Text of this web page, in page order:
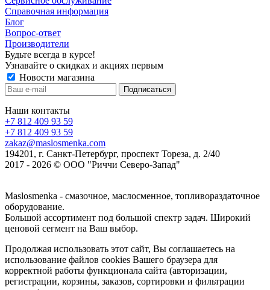
Справочная информация
Блог
Вопрос-ответ
Производители
Будьте всегда в курсе!
Узнавайте о скидках и акциях первым
Новости магазина
Наши контакты
+7 812 409 93 59
+7 812 409 93 59
zakaz@maslosmenka.com
194201, г. Санкт-Петербург, проспект Тореза, д. 2/40
2017 - 2026 © ООО "Риччи Северо-Запад"
Maslosmenka - смазочное, маслосменное, топливораздаточное
оборудование.
Большой ассортимент под большой спектр задач. Широкий
ценовой сегмент на Ваш выбор.
Продолжая использовать этот сайт, Вы соглашаетесь на
использование файлов cookies Вашего браузера для
корректной работы функционала сайта (авторизации,
регистрации, корзины, заказов, сортировки и фильтрации